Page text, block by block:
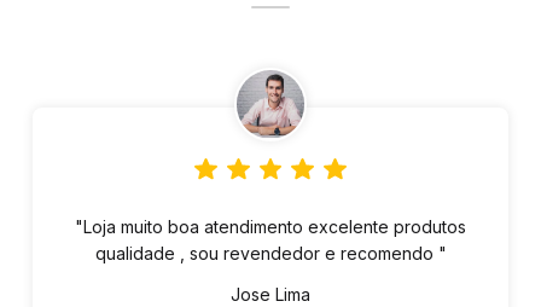
"Loja muito boa atendimento excelente produtos
qualidade , sou revendedor e recomendo "
Jose Lima